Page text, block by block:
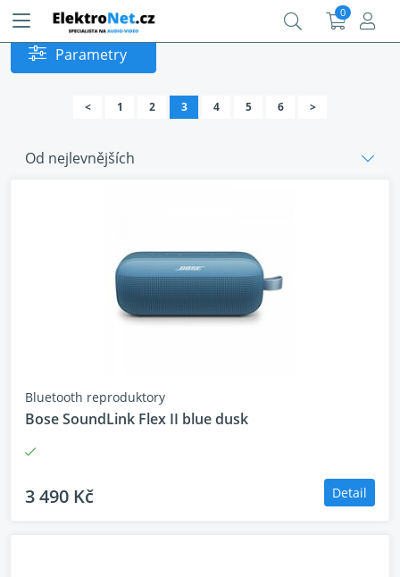
0
Parametry
< 1 2 3 4 5 6 >
Od nejlevnějších
Bluetooth reproduktory
Bose SoundLink Flex II blue dusk
3 490 Kč Detail